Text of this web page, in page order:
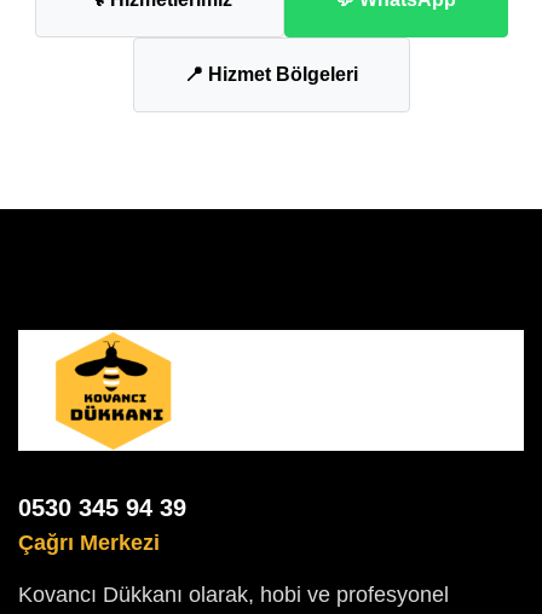
📍 Hizmet Bölgeleri
0530 345 94 39
Çağrı Merkezi
Kovancı Dükkanı olarak, hobi ve profesyonel